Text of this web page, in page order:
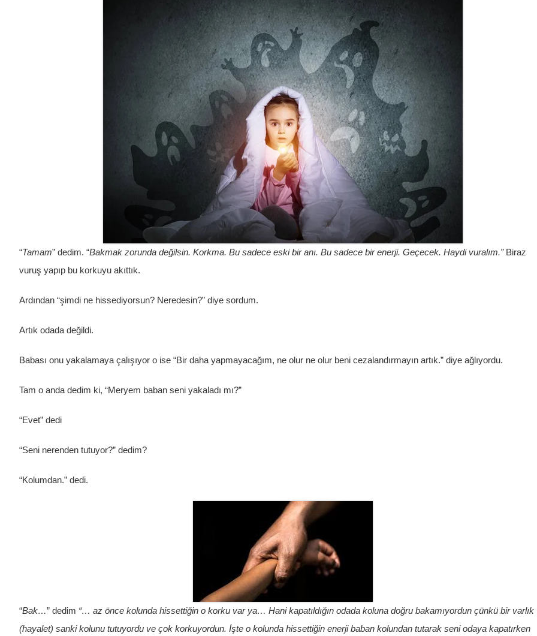
“Tamam” dedim. “Bakmak zorunda değilsin. Korkma. Bu sadece eski bir anı. Bu sadece bir enerji. Geçecek. Haydi vuralım.”Biraz
vuruş yapıp bu korkuyu akıttık.
Ardından “şimdi ne hissediyorsun? Neredesin?” diye sordum.
Artık odada değildi.
Babası onu yakalamaya çalışıyor o ise “Bir daha yapmayacağım, ne olur ne olur beni cezalandırmayın artık.” diye ağlıyordu.
Tam o anda dedim ki, “Meryem baban seni yakaladı mı?”
“Evet” dedi
“Seni nerenden tutuyor?” dedim?
“Kolumdan.” dedi.
“Bak…” dedim “… az önce kolunda hissettiğin o korku var ya… Hani kapatıldığın odada koluna doğru bakamıyordun çünkü bir varlık
(hayalet) sanki kolunu tutuyordu ve çok korkuyordun. İşte o kolunda hissettiğin enerji baban kolundan tutarak seni odaya kapatırken